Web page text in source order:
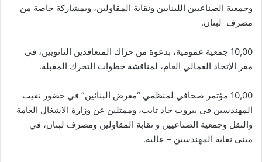
وجمعية الصناعيين اللبنايين ونقابة المقاولين، وبمشاركة خاصة من
مصرف لبنان.
10,00 جمعية عمومية، بدعوة من حراك المتعاقدين الثانويين، في
مقر الإتحاد العمالي العام، لمناقشة خطوات التحرك المقبلة.
10,00 مؤتمر صحافي لمنظمي “معرض البنائين” في حضور نقيب
المهندسين في بيروت جاد تابت، وممثلين عن وزارة الاشغال العامة
والنقل وجمعية الصناعيين و نقابة المقاولين ومصرف لبنان، في
مبنى نقابة المهندسين – عاليه.